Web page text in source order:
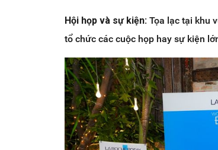
Hội họp và sự kiện:Tọa lạc tại khu
tổ chức các cuộc họp hay sự kiện